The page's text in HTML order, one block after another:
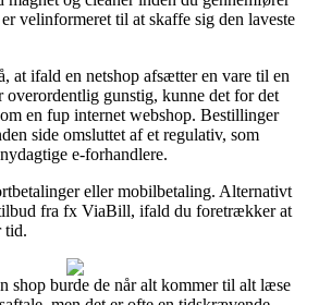
velinformeret til at skaffe sig den laveste
at ifald en netshop afsætter en vare til en
overordentlig gunstig, kunne det for det
en fup internet webshop. Bestillinger
side omsluttet af et regulativ, som
e-forhandlere.
eller mobilbetaling. Alternativt
fra fx ViaBill, ifald du foretrækker at
tid.
shop burde de når alt kommer til alt læse